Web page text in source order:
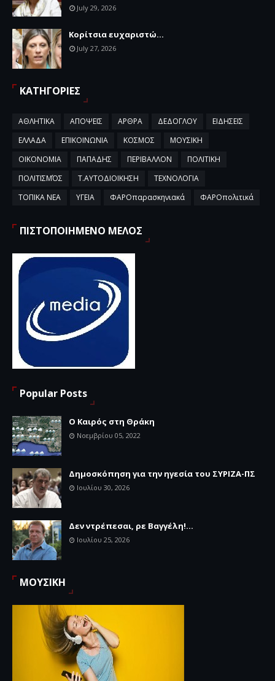
July 29, 2026
Κορίτσια ευχαριστώ...
July 27, 2026
ΚΑΤΗΓΟΡΙΕΣ
ΑΘΛΗΤΙΚΑ ΑΠΟΨΕΙΣ ΑΡΘΡΑ ΔΕΔΟΓΛΟΥ
ΕΙΔΗΣΕΙΣ
ΕΛΛΑΔΑ
ΕΠΙΚΟΙΝΩΝΙΑ ΚΟΣΜΟΣ
ΜΟΥΣΙΚΗ
ΟΙΚΟΝΟΜΙΑ
ΠΑΠΑΔΗΣ ΠΕΡΙΒΑΛΛΟΝ
ΠΟΛΙΤΙΚΗ
ΠΟΛΙΤΙΣΜΌΣ
Τ.ΑΥΤΟΔΙΟΙΚΗΣΗ
ΤΕΧΝΟΛΟΓΙΑ
ΤΟΠΙΚΑ ΝΕΑ
ΥΓΕΙΑ ΦΑΡΟπαρασκηνιακά ΦΑΡΟπολιτικά
ΠΙΣΤΟΠΟΙΗΜΕΝΟ ΜΕΛΟΣ
Popular Posts
Ο Καιρός στη Θράκη
Νοεμβρίου 05, 2022
Δημοσκόπηση για την ηγεσία του ΣΥΡΙΖΑ-ΠΣ
Ιουλίου 30, 2026
Δεν ντρέπεσαι, ρε Βαγγέλη!...
Ιουλίου 25, 2026
ΜΟΥΣΙΚΗ